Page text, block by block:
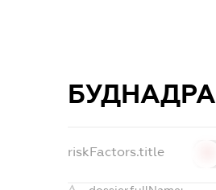
БУДНАДРА
riskFactors.title